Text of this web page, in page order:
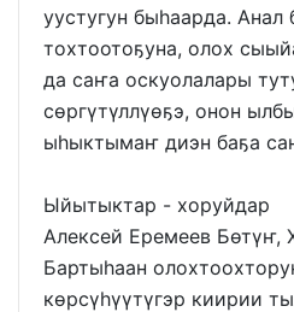
уустугун быһаарда.
тохтоотоҕуна, олох
да саҥа оскуолалары
сөргүтүллүөҕэ, онон
ыһыктымаҥ диэн баҕа
Ыйытыктар - хоруйдар
Алексей Еремеев
Бартыһаан
көрсүһүүтүгэр киирии